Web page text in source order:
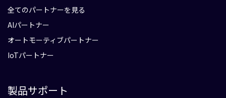
全てのパートナーを見る
AIパートナー
オートモーティブパートナー
IoTパートナー
製品サポート